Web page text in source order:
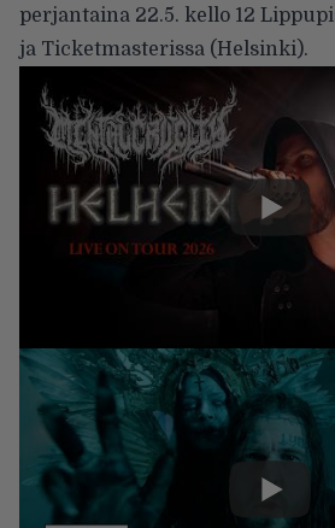
perjantaina 22.5. kello 12
ja Ticketmasterissa (Helsinki).